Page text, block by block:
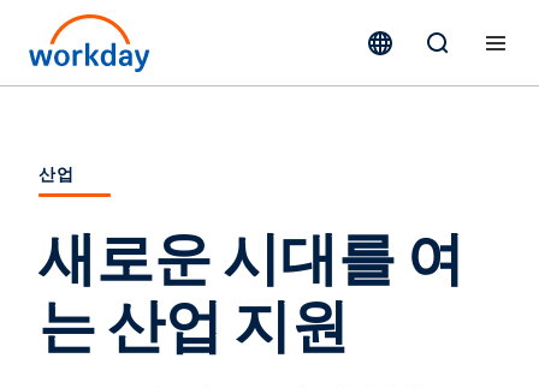
산업
새로운 시대를 여
는 산업 지원